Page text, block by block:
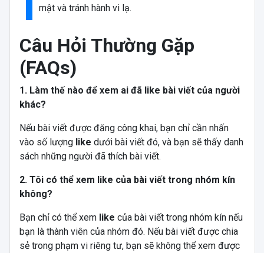
mật và tránh hành vi lạ.
Câu Hỏi Thường Gặp
(FAQs)
1. Làm thế nào để xem ai đã like bài viết của người
khác?
Nếu bài viết được đăng công khai, bạn chỉ cần nhấn
vào số lượng like dưới bài viết đó, và bạn sẽ thấy danh
sách những người đã thích bài viết.
2. Tôi có thể xem like của bài viết trong nhóm kín
không?
Bạn chỉ có thể xem like của bài viết trong nhóm kín nếu
bạn là thành viên của nhóm đó. Nếu bài viết được chia
sẻ trong phạm vi riêng tư, bạn sẽ không thể xem được